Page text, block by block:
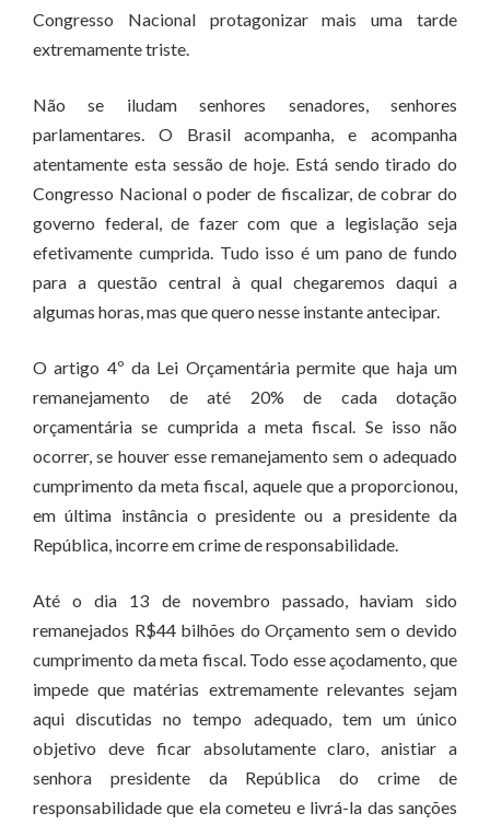
Congresso Nacional protagonizar mais uma tarde
extremamente triste.
Não se iludam senhores senadores, senhores
parlamentares. O Brasil acompanha, e acompanha
atentamente esta sessão de hoje. Está sendo tirado do
Congresso Nacional o poder de fiscalizar, de cobrar do
governo federal, de fazer com que a legislação seja
efetivamente cumprida. Tudo isso é um pano de fundo
para a questão central à qual chegaremos daqui a
algumas horas, mas que quero nesse instante antecipar.
O artigo 4º da Lei Orçamentária permite que haja um
remanejamento de até 20% de cada dotação
orçamentária se cumprida a meta fiscal. Se isso não
ocorrer, se houver esse remanejamento sem o adequado
cumprimento da meta fiscal, aquele que a proporcionou,
em última instância o presidente ou a presidente da
República, incorre em crime de responsabilidade.
Até o dia 13 de novembro passado, haviam sido
remanejados R$44 bilhões do Orçamento sem o devido
cumprimento da meta fiscal. Todo esse açodamento, que
impede que matérias extremamente relevantes sejam
aqui discutidas no tempo adequado, tem um único
objetivo deve ficar absolutamente claro, anistiar a
senhora presidente da República do crime de
responsabilidade que ela cometeu e livrá-la das sanções